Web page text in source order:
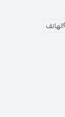
الهاتف